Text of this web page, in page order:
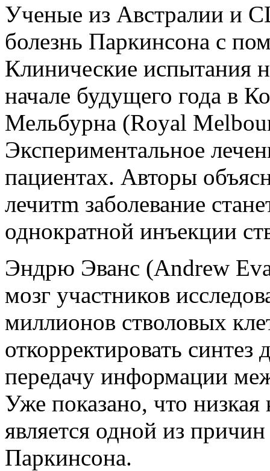
Ученые из Австралии и
болезнь Паркинсона с
Клинические испытания
начале будущего года в
Мельбурна (Royal
Экспериментальное
пациентах. Авторы
лечитm заболевание
однократной инъекции
Эндрю Эванс (Andrew
мозг участников
миллионов стволовых
откорректировать синтез
передачу информации
Уже показано, что низкая
является одной из
Паркинсона.